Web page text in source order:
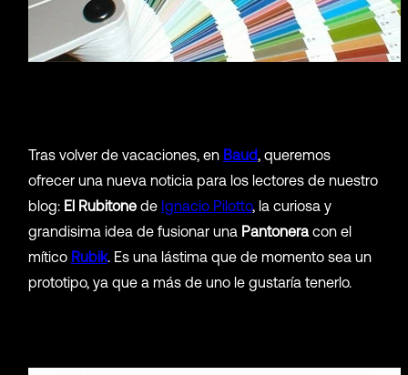
Tras volver de vacaciones, en Baud, queremos
ofrecer una nueva noticia para los lectores de nuestro
blog: El Rubitonede Ignacio Pilotto, la curiosa y
grandisima idea de fusionar una Pantoneracon el
mítico Rubik. Es una lástima que de momento sea un
prototipo, ya que a más de uno le gustaría tenerlo.